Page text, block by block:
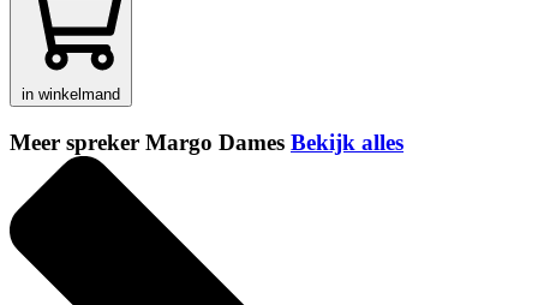
in winkelmand
Meer spreker Margo Dames Bekijk alles